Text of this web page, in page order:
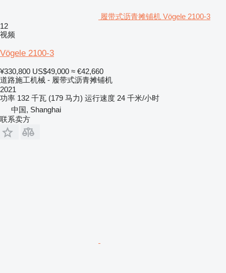
履带式沥青摊铺机 Vögele 2100-3
12
视频
Vögele 2100-3
¥330,800 US$49,000 ≈ €42,660
道路施工机械 - 履带式沥青摊铺机
2021
功率 132 千瓦 (179 马力) 运行速度 24 千米/小时
中国, Shanghai
联系卖方